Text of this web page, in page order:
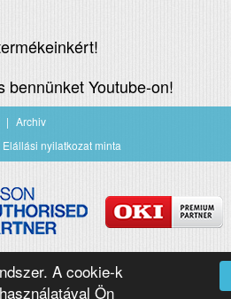
A cookie-k
Ön
bennünket Youtube-on!
Archiv
Elállási nyilatkozat minta